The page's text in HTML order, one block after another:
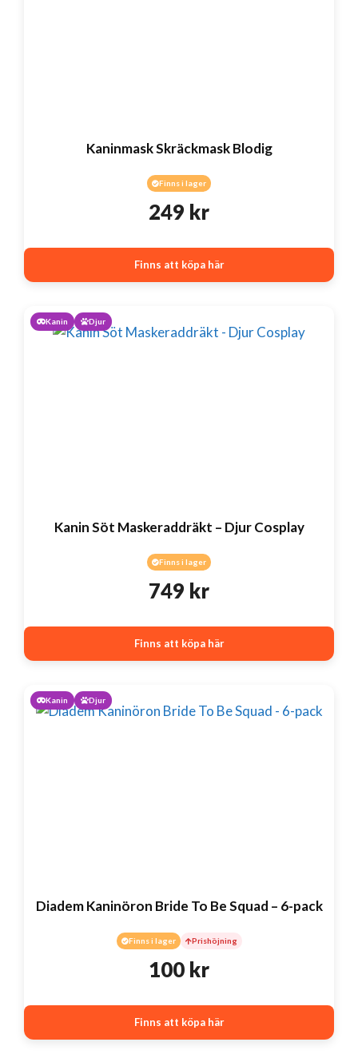
Kaninmask Skräckmask Blodig
Finns i lager
249 kr
Finns att köpa här
Kanin Djur
Kanin Söt Maskeraddräkt – Djur Cosplay
Finns i lager
749 kr
Finns att köpa här
Kanin Djur
Diadem Kaninöron Bride To Be Squad – 6-pack
Finns i lager Prishöjning
100 kr
Finns att köpa här